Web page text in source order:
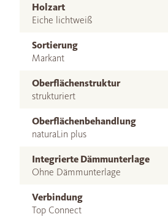
Holzart
Eiche lichtweiß
Sortierung
Markant
Oberflächenstruktur
strukturiert
Oberflächenbehandlung
naturaLin plus
Integrierte Dämmunterlage
Ohne Dämmunterlage
Verbindung
Top Connect